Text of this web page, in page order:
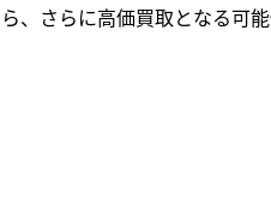
、さらに高価買取となる可